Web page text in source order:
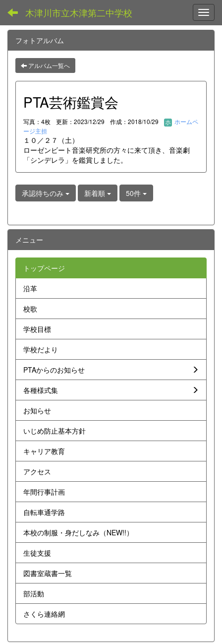
木津川市立木津第二中学校
フォトアルバム
アルバム一覧へ
PTA芸術鑑賞会
写真：4枚 更新：2023/12/29 作成：2018/10/29
ホームペ
ージ主担
１０／２７（土）
ローゼンビート音楽研究所の方々に来て頂き、音楽劇
「シンデレラ」を鑑賞しました。
承認待ちのみ 新着順 50件
メニュー
トップページ
沿革
校歌
学校目標
学校だより
PTAからのお知らせ
各種様式集
お知らせ
いじめ防止基本方針
キャリア教育
アクセス
年間行事計画
自転車通学路
本校の制服・身だしなみ（NEW!!）
生徒支援
図書室蔵書一覧
部活動
さくら連絡網